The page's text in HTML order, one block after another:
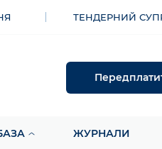
ТЕНДЕРНИЙ
ЖУРНАЛИ